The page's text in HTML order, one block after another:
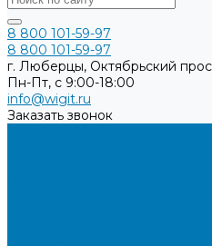
8 800 101-59-97
8 800 101-59-97
г. Люберцы, Октябрьский
Пн-Пт, с 9:00-18:00
info@wigit.ru
Заказать звонок